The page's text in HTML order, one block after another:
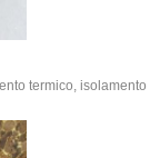
termico, isolamento